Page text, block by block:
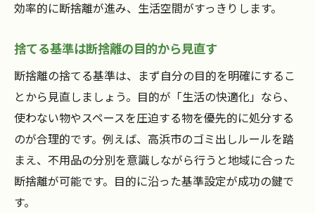
断捨離後の生活を快適に保つ工夫を紹介
断捨離の失敗例から学ぶ注意点まとめ
不用品処分で知っておきたい高浜市のルール
高浜市の不用品処分ルールを断捨離で確認
家電リサイクル対象品の処分手順を解説
テレビなど家電の正しい捨て方を知ろう
効率的に断捨離が進み、生活空間がすっきりします。
捨てる基準は断捨離の目的から見直す
断捨離の捨てる基準は、まず自分の目的を明確にするこ
とから見直しましょう。目的が「生活の快適化」なら、
使わない物やスペースを圧迫する物を優先的に処分する
のが合理的です。例えば、高浜市のゴミ出しルールを踏
まえ、不用品の分別を意識しながら行うと地域に合った
断捨離が可能です。目的に沿った基準設定が成功の鍵で
す。